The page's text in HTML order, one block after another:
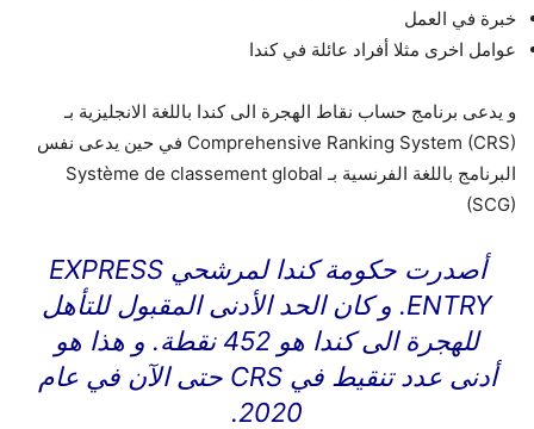
خبرة في العمل
عوامل اخرى مثلا أفراد عائلة في كندا
و يدعى برنامج حساب نقاط الهجرة الى كندا باللغة الانجليزية بـ
Comprehensive Ranking System (CRS) في حين يدعى نفس
البرنامج باللغة الفرنسية بـ Système de classement global
(SCG)
أصدرت حكومة كندا لمرشحي EXPRESS
ENTRY. و كان الحد الأدنى المقبول للتأهل
للهجرة الى كندا هو 452 نقطة. و هذا هو
أدنى عدد تنقيط في CRS حتى الآن في عام
2020.